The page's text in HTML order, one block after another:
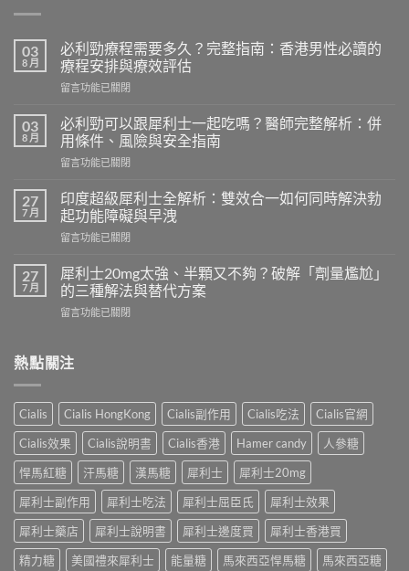
03
8 月
必利勁療程需要多久？完整指南：香港男性必讀的
療程安排與療效評估
在
利
勁
療
程
要
多
久？
完
指
南：
港
必
療
程
安
排
與
療
效
評
估〉
中
留言功能已關閉
03
8 月
必利勁可以跟犀利士一起吃嗎？醫師完整解析：併
用條件、風險與安全指南
在
利
勁
可
以
犀
利
士
一
嗎？
完
整
解
析：
併
用
條
件、
風
險
留言功能已關閉
27
7 月
印度超級犀利士全解析：雙效合一如何同時解決勃
起功能障礙與早洩
在
度
超
級
犀
全
雙
效
合
一
如
何
同
時
解
決
留言功能已關閉
27
7 月
犀利士20mg太強、半顆又不夠？破解「劑量尷尬」
的三種解法與替代方案
在
士
20mg
強、
半
顆
又
不
夠？
破
解
「劑
量
留言功能已關閉
熱點關注
Cialis Cialis HongKong Cialis副作用 Cialis吃法
Cialis官網
Cialis效果
Cialis說明書 Cialis香港 Hamer candy
人參糖
悍馬紅糖
汗馬糖 漢馬糖 犀利士
犀利士20mg
犀利士副作用
犀利士吃法 犀利士屈臣氏
犀利士效果
犀利士藥店
犀利士說明書 犀利士邊度買
犀利士香港買
精力糖
美國禮來犀利士 能量糖 馬來西亞悍馬糖 馬來西亞糖